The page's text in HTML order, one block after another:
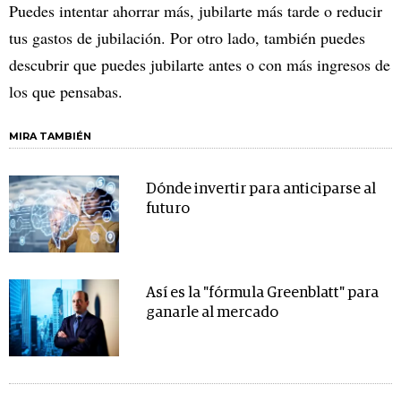
Puedes intentar ahorrar más, jubilarte más tarde o reducir
tus gastos de jubilación. Por otro lado, también puedes
descubrir que puedes jubilarte antes o con más ingresos de
los que pensabas.
MIRA TAMBIÉN
Dónde invertir para anticiparse al
futuro
Así es la "fórmula Greenblatt" para
ganarle al mercado